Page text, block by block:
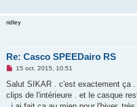
ridley
Re: Casco SPEEDairo RS
M
s
a
g
15 oct. 2015, 10:51
Salut SIKAR . c'est exactement ça
clips de l'intérieure . et le casque